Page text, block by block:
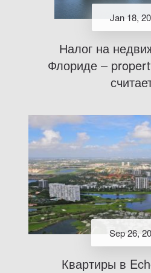
Jan 18,
Налог на
Флориде –
Sep 26,
Квартиры в